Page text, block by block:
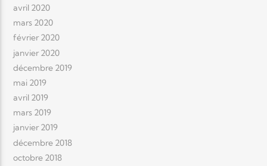
avril 2020
mars 2020
février 2020
janvier 2020
décembre 2019
mai 2019
avril 2019
mars 2019
janvier 2019
décembre 2018
octobre 2018